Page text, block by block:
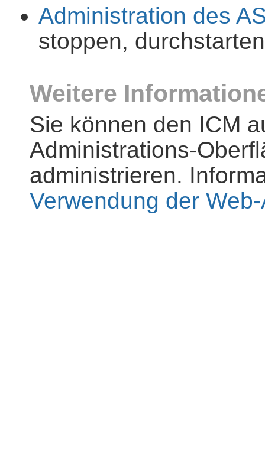
Administration des
stoppen, durchstarten
Weitere
Sie können den ICM
Administrations-
administrieren.
Verwendung der